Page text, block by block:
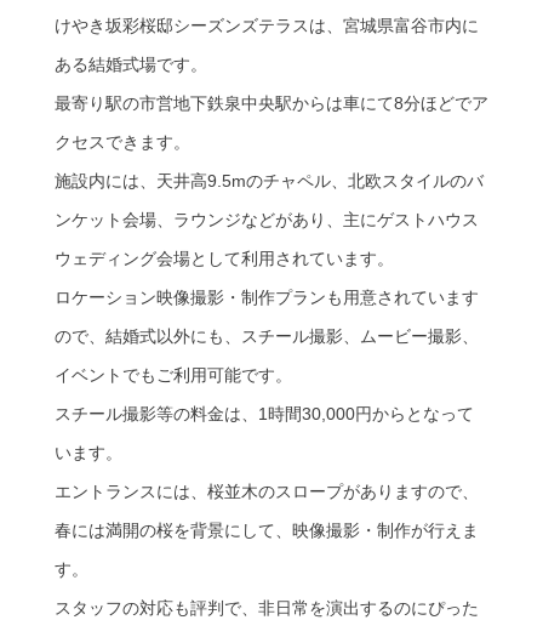
けやき坂彩桜邸シーズンズテラスは、宮城県富谷市内に
ある結婚式場です。
最寄り駅の市営地下鉄泉中央駅からは車にて8分ほどでア
クセスできます。
施設内には、天井高9.5mのチャペル、北欧スタイルのバ
ンケット会場、ラウンジなどがあり、主にゲストハウス
ウェディング会場として利用されています。
ロケーション映像撮影・制作プランも用意されています
ので、結婚式以外にも、スチール撮影、ムービー撮影、
イベントでもご利用可能です。
スチール撮影等の料金は、1時間30,000円からとなって
います。
エントランスには、桜並木のスロープがありますので、
春には満開の桜を背景にして、映像撮影・制作が行えま
す。
スタッフの対応も評判で、非日常を演出するのにぴった